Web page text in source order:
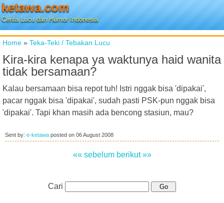
ketawa.com
Cerita Lucu dan Humor Indonesia
Home » Teka-Teki / Tebakan Lucu
Kira-kira kenapa ya waktunya haid wanita
tidak bersamaan?
Kalau bersamaan bisa repot tuh! Istri nggak bisa 'dipakai',
pacar nggak bisa 'dipakai', sudah pasti PSK-pun nggak bisa
'dipakai'. Tapi khan masih ada bencong stasiun, mau?
Sent by: e-ketawa posted on 06 August 2008
«« sebelum berikut »»
Cari